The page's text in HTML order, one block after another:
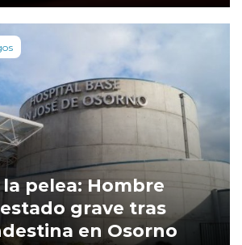
pelea: Hombre
grave tras
en Osorno